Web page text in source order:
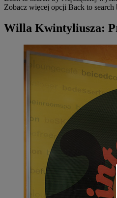
Zobacz więcej opcji Back to search
Willa Kwintyliusza: